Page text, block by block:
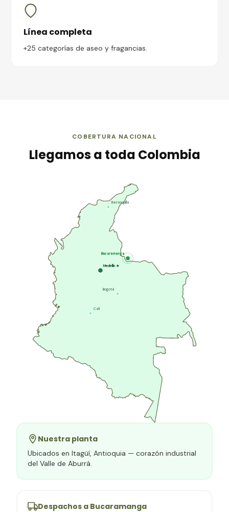
Línea completa
+25 categorías de aseo y fragancias.
COBERTURA NACIONAL
Llegamos a toda Colombia
Medellín ★
Bogotá
Cali
Barranquilla
Bucaramanga
Nuestra planta
Ubicados en Itagüí, Antioquia — corazón industrial
del Valle de Aburrá.
Despachos a Bucaramanga